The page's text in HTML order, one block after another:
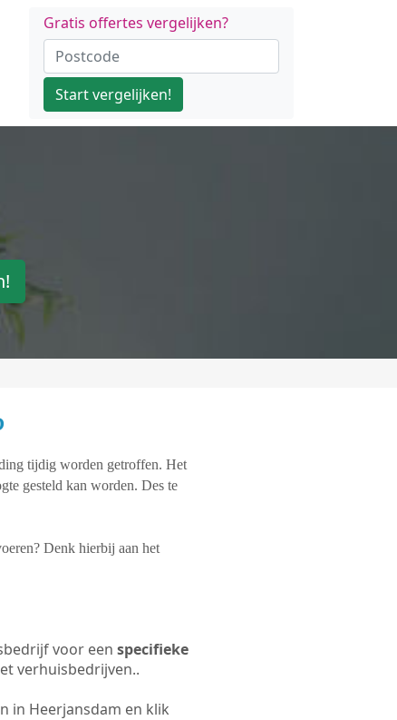
Gratis offertes vergelijken?
Start vergelijken!
tijdig worden getroffen. Het
gesteld kan worden. Des te
Denk hierbij aan het
voor een specifieke
verhuisbedrijven..
in Heerjansdam en klik